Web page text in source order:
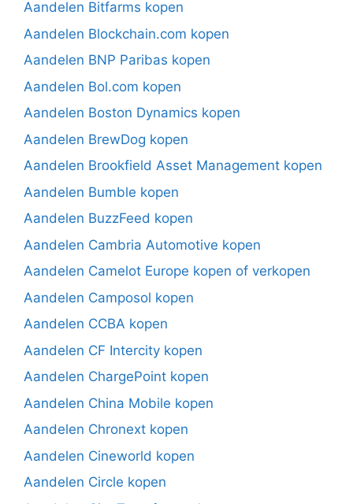
Aandelen Bitfarms kopen
Aandelen Blockchain.com kopen
Aandelen BNP Paribas kopen
Aandelen Bol.com kopen
Aandelen Boston Dynamics kopen
Aandelen BrewDog kopen
Aandelen Brookfield Asset Management kopen
Aandelen Bumble kopen
Aandelen BuzzFeed kopen
Aandelen Cambria Automotive kopen
Aandelen Camelot Europe kopen of verkopen
Aandelen Camposol kopen
Aandelen CCBA kopen
Aandelen CF Intercity kopen
Aandelen ChargePoint kopen
Aandelen China Mobile kopen
Aandelen Chronext kopen
Aandelen Cineworld kopen
Aandelen Circle kopen